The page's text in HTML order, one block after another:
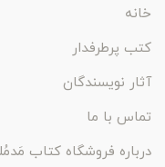
خانه
کتب پرطرفدار
آثار نویسندگان
تماس با ما
درباره فروشگاه کتاب